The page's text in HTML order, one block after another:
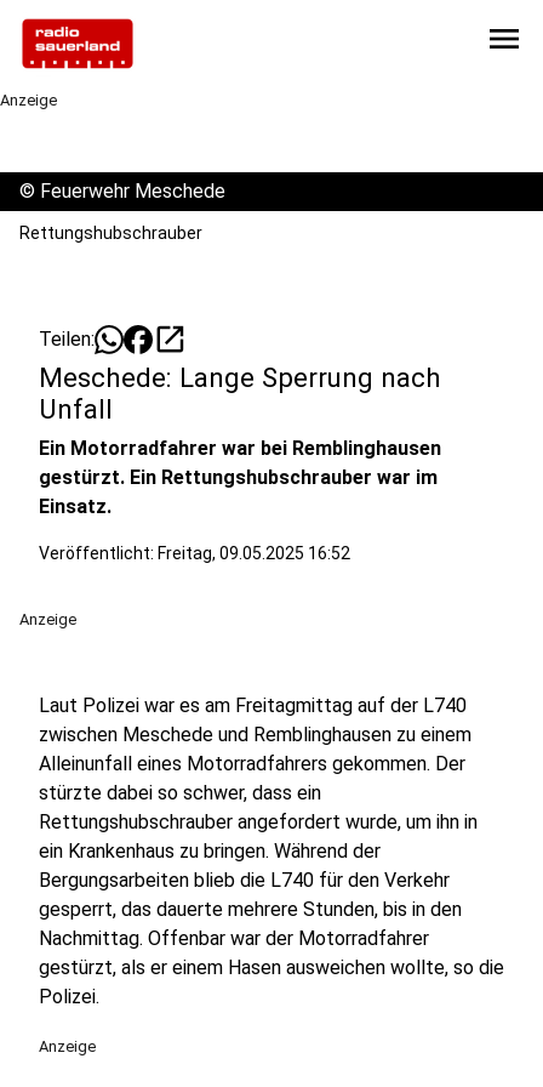
menu
Anzeige
© Feuerwehr Meschede
Rettungshubschrauber
Teilen: open_in_new
Meschede: Lange Sperrung nach
Unfall
Ein Motorradfahrer war bei Remblinghausen
gestürzt. Ein Rettungshubschrauber war im
Einsatz.
Veröffentlicht: Freitag, 09.05.2025 16:52
Anzeige
Laut Polizei war es am Freitagmittag auf der L740
zwischen Meschede und Remblinghausen zu einem
Alleinunfall eines Motorradfahrers gekommen. Der
stürzte dabei so schwer, dass ein
Rettungshubschrauber angefordert wurde, um ihn in
ein Krankenhaus zu bringen. Während der
Bergungsarbeiten blieb die L740 für den Verkehr
gesperrt, das dauerte mehrere Stunden, bis in den
Nachmittag. Offenbar war der Motorradfahrer
gestürzt, als er einem Hasen ausweichen wollte, so die
Polizei.
Anzeige